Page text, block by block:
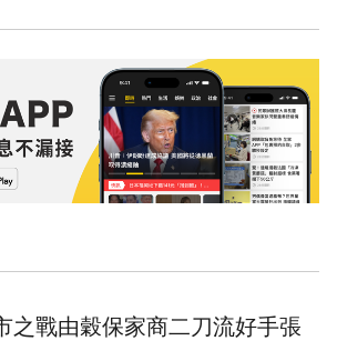
之戰由穀保家商二刀流好手張